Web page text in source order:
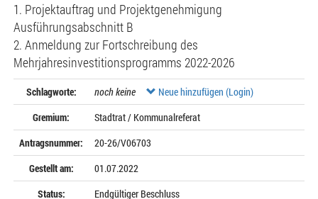
1. Projektauftrag und Projektgenehmigung
Ausführungsabschnitt B
2. Anmeldung zur Fortschreibung des
Mehrjahresinvestitionsprogramms 2022-2026
Schlagworte: noch keine
Neue hinzufügen (Login)
Gremium:
Stadtrat / Kommunalreferat
Antragsnummer:
20-26/V06703
Gestellt am:
01.07.2022
Status:
Endgültiger Beschluss